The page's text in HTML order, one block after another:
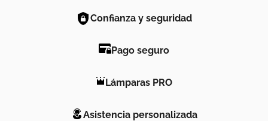
Confianza y seguridad
Pago seguro
Lámparas PRO
Asistencia personalizada